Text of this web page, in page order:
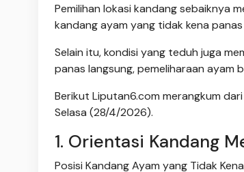
Pemilihan lokasi kandang sebaiknya
kandang ayam yang tidak kena
Selain itu, kondisi yang teduh juga
panas langsung, pemeliharaan ayam
Berikut Liputan6.com merangkum
Selasa (28/4/2026).
1. Orientasi Kandang
Posisi Kandang Ayam yang Tidak